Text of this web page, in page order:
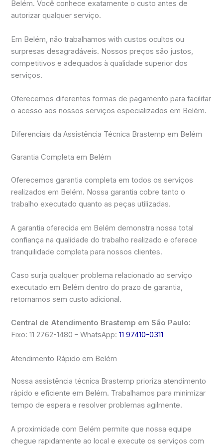
Belém. Você conhece exatamente o custo antes de
autorizar qualquer serviço.
Em Belém, não trabalhamos with custos ocultos ou
surpresas desagradáveis. Nossos preços são justos,
competitivos e adequados à qualidade superior dos
serviços.
Oferecemos diferentes formas de pagamento para facilitar
o acesso aos nossos serviços especializados em Belém.
Diferenciais da Assistência Técnica Brastemp em Belém
Garantia Completa em Belém
Oferecemos garantia completa em todos os serviços
realizados em Belém. Nossa garantia cobre tanto o
trabalho executado quanto as peças utilizadas.
A garantia oferecida em Belém demonstra nossa total
confiança na qualidade do trabalho realizado e oferece
tranquilidade completa para nossos clientes.
Caso surja qualquer problema relacionado ao serviço
executado em Belém dentro do prazo de garantia,
retornamos sem custo adicional.
Central de Atendimento Brastemp em São Paulo:
Fixo: 11 2762-1480 – WhatsApp:11 97410-0311
Atendimento Rápido em Belém
Nossa assistência técnica Brastemp prioriza atendimento
rápido e eficiente em Belém. Trabalhamos para minimizar
tempo de espera e resolver problemas agilmente.
A proximidade com Belém permite que nossa equipe
chegue rapidamente ao local e execute os serviços com